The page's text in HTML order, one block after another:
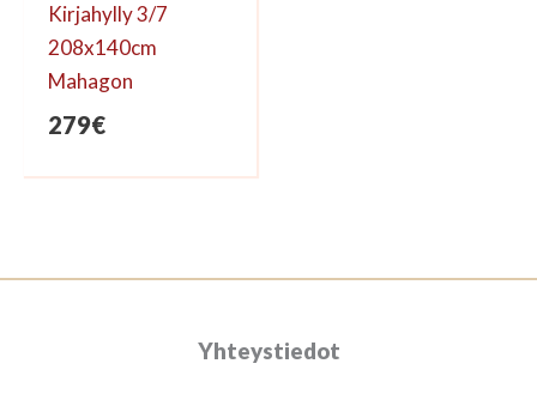
Kirjahylly 3/7
208x140cm
Mahagon
279€
Yhteystiedot